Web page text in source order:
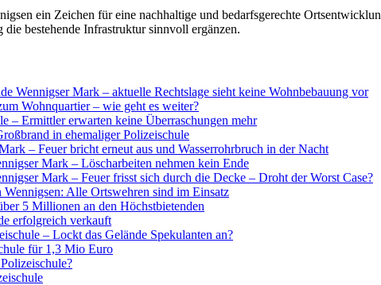
ein Zeichen für eine nachhaltige und bedarfsgerechte
bestehende Infrastruktur sinnvoll ergänzen.
Wennigser Mark – aktuelle Rechtslage sieht keine Wohnbebauung vor
Wohnquartier – wie geht es weiter?
– Ermittler erwarten keine Überraschungen mehr
in ehemaliger Polizeischule
– Feuer bricht erneut aus und Wasserrohrbruch in der Nacht
Mark – Löscharbeiten nehmen kein Ende
Mark – Feuer frisst sich durch die Decke – Droht der Worst Case?
Alle Ortswehren sind im Einsatz
5 Millionen an den Höchstbietenden
erfolgreich verkauft
– Lockt das Gelände Spekulanten an?
für 1,3 Mio Euro